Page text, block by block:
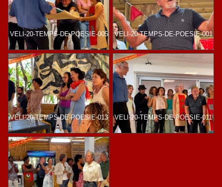
VELI-20-TEMPS-DE-POESIE-005 VELI-20-TEMPS-DE-POESIE-001
VELI-20-TEMPS-DE-POESIE-013 VELI-20-TEMPS-DE-POESIE-011